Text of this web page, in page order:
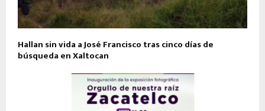
Hallan sin vida a José Francisco tras cinco días de
búsqueda en Xaltocan